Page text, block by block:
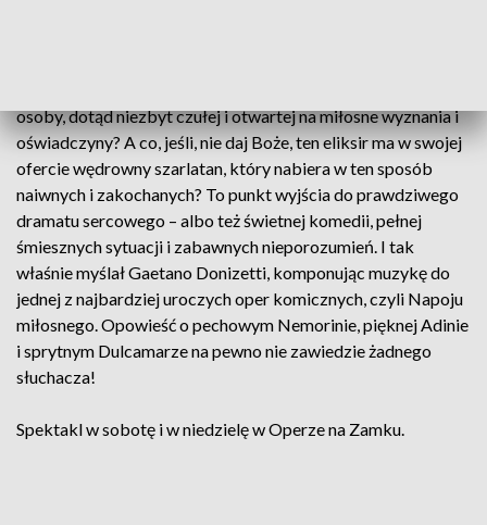
osoby, dotąd niezbyt czułej i otwartej na miłosne wyznania i
oświadczyny? A co, jeśli, nie daj Boże, ten eliksir ma w swojej
ofercie wędrowny szarlatan, który nabiera w ten sposób
naiwnych i zakochanych? To punkt wyjścia do prawdziwego
dramatu sercowego – albo też świetnej komedii, pełnej
śmiesznych sytuacji i zabawnych nieporozumień. I tak
właśnie myślał Gaetano Donizetti, komponując muzykę do
jednej z najbardziej uroczych oper komicznych, czyli Napoju
miłosnego. Opowieść o pechowym Nemorinie, pięknej Adinie
i sprytnym Dulcamarze na pewno nie zawiedzie żadnego
słuchacza!
Spektakl w sobotę i w niedzielę w Operze na Zamku.